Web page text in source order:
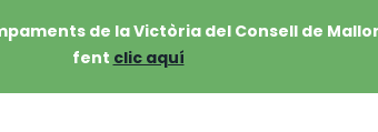
de la Victòria del Consell de
fent clic aquí